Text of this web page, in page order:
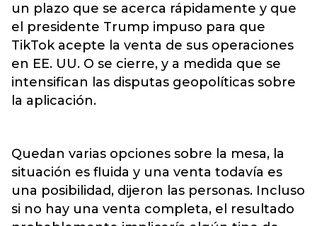
un plazo que se acerca rápidamente y que
el presidente Trump impuso para que
TikTok acepte la venta de sus operaciones
en EE. UU. O se cierre, y a medida que se
intensifican las disputas geopolíticas sobre
la aplicación.
Quedan varias opciones sobre la mesa, la
situación es fluida y una venta todavía es
una posibilidad, dijeron las personas. Incluso
si no hay una venta completa, el resultado